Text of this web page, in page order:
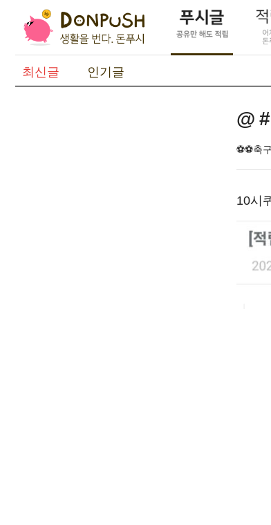
최신글 인기글
@
⚽️⚽️축
10시